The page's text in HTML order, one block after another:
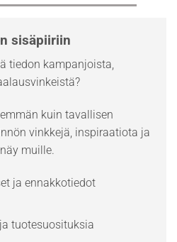
sisäpiiriin
tiedon kampanjoista,
kuin tavallisen
vinkkejä, inspiraatiota ja
muille.
ja ennakkotiedot
tuotesuosituksia